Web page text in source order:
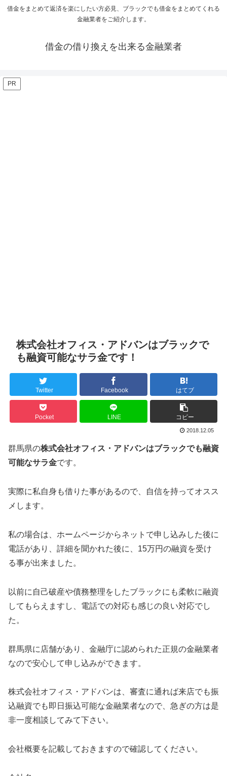
借金をまとめて返済を楽にしたい方必見、ブラックでも借金をまとめてくれる
金融業者をご紹介します。
借金の借り換えを出来る金融業者
PR
株式会社オフィス・アドバンはブラックで
も融資可能なサラ金です！
Twitter Facebook はてブ
Pocket LINE コピー
2018.12.05
群馬県の株式会社オフィス・アドバンはブラックでも融資
可能なサラ金です。
実際に私自身も借りた事があるので、自信を持ってオスス
メします。
私の場合は、ホームページからネットで申し込みした後に
電話があり、詳細を聞かれた後に、15万円の融資を受け
る事が出来ました。
以前に自己破産や債務整理をしたブラックにも柔軟に融資
してもらえますし、電話での対応も感じの良い対応でし
た。
群馬県に店舗があり、金融庁に認められた正規の金融業者
なので安心して申し込みができます。
株式会社オフィス・アドバンは、審査に通れば来店でも振
込融資でも即日振込可能な金融業者なので、急ぎの方は是
非一度相談してみて下さい。
会社概要を記載しておきますので確認してください。